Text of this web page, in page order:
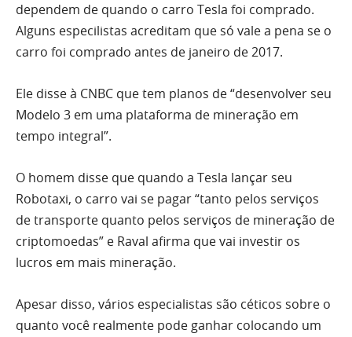
dependem de quando o carro Tesla foi comprado.
Alguns especilistas acreditam que só vale a pena se o
carro foi comprado antes de janeiro de 2017.
Ele disse à CNBC que tem planos de “desenvolver seu
Modelo 3 em uma plataforma de mineração em
tempo integral”.
O homem disse que quando a Tesla lançar seu
Robotaxi, o carro vai se pagar “tanto pelos serviços
de transporte quanto pelos serviços de mineração de
criptomoedas” e Raval afirma que vai investir os
lucros em mais mineração.
Apesar disso, vários especialistas são céticos sobre o
quanto você realmente pode ganhar colocando um